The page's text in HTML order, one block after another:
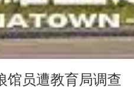
馆员遭教育局调查